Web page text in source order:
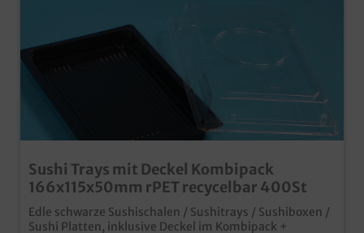
Sushi Trays mit Deckel Kombipack
166x115x50mm rPET recycelbar 400St
Edle schwarze Sushischalen / Sushitrays / Sushiboxen /
Sushi Platten, inklusive Deckel im Kombipack +